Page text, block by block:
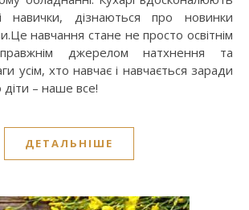
навички, дізнаються про новинки
навчання стане не просто освітнім
джерелом натхнення та
усім, хто навчає і навчається заради
– наше все!
ДЕТАЛЬНІШЕ